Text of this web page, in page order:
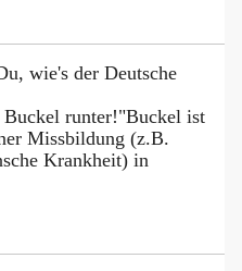
wie's der Deutsche
runter!"Buckel ist
Missbildung (z.B.
Krankheit) in